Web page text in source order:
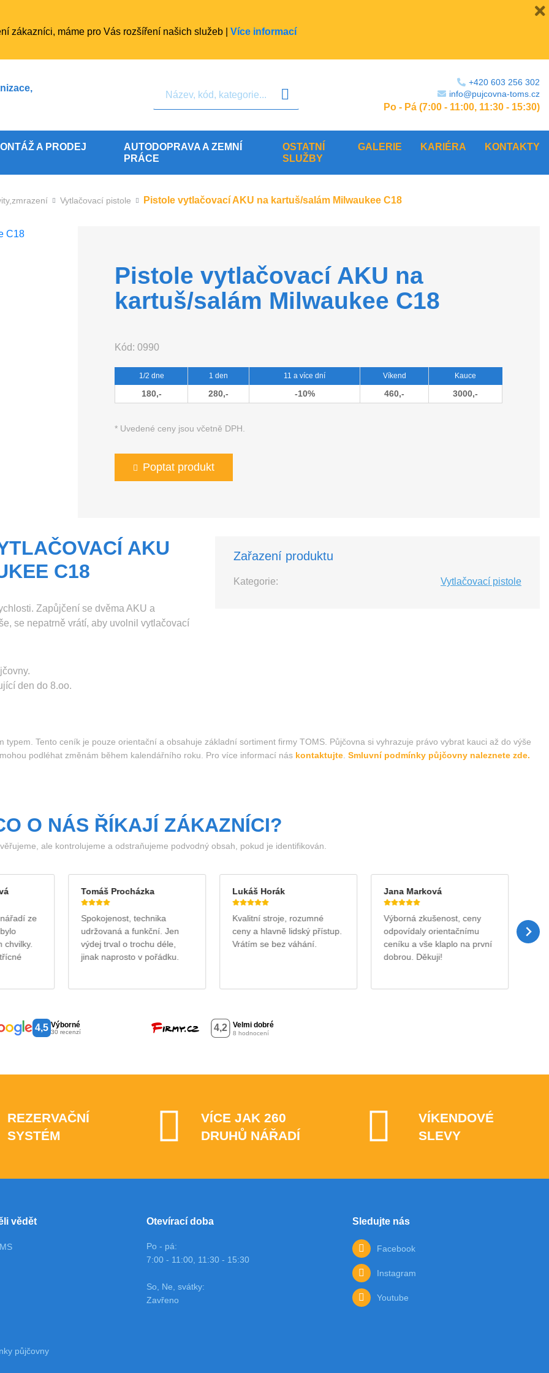
zákazníci, máme pro Vás rozšíření našich služeb | Více informací
+420 603 256 302
info@pujcovna-toms.cz
Po - Pá (7:00 - 11:00, 11:30 - 15:30)
A PRODEJ
AUTODOPRAVA A ZEMNÍ
PRÁCE
OSTATNÍ
SLUŽBY
GALERIE KARIÉRA KONTAKTY
Vytlačovací pistole Pistole vytlačovací AKU na kartuš/salám Milwaukee C18
Pistole vytlačovací AKU na
kartuš/salám Milwaukee C18
Kód: 0990
1/2 dne 1 den 11 a více dní Víkend Kauce
180,- 280,- -10% 460,- 3000,-
* Uvedené ceny jsou včetně DPH.
Poptat produkt
AKU
C18
Zapůjčení se dvěma AKU a
se nepatrně vrátí, aby uvolnil vytlačovací
Zařazení produktu
Kategorie: Vytlačovací pistole
den do 8.oo.
Tento ceník je pouze orientační a obsahuje základní sortiment firmy TOMS. Půjčovna si vyhrazuje právo vybrat kauci až do výše
podléhat změnám během kalendářního roku. Pro více informací nás kontaktujte. Smluvní podmínky půjčovny naleznete zde.
O NÁS ŘÍKAJÍ ZÁKAZNÍCI?
ale kontrolujeme a odstraňujeme podvodný obsah, pokud je identifikován.
ze
chvilky.
Tomáš Procházka
Spokojenost, technika
udržovaná a funkční. Jen
výdej trval o trochu déle,
jinak naprosto v pořádku.
Lukáš Horák
Kvalitní stroje, rozumné
ceny a hlavně lidský přístup.
Vrátím se bez váhání.
Jana Marková
Výborná zkušenost, ceny
odpovídaly orientačnímu
ceníku a vše klaplo na první
dobrou. Děkuji!
4,5 Výborné
30 recenzí
REZERVAČNÍ
SYSTÉM
VÍCE JAK 260
DRUHŮ NÁŘADÍ
VÍKENDOVÉ
SLEVY
vědět
půjčovny
Otevírací doba
Po - pá:
7:00 - 11:00, 11:30 - 15:30
So, Ne, svátky:
Zavřeno
Sledujte nás
Facebook
Instagram
Youtube